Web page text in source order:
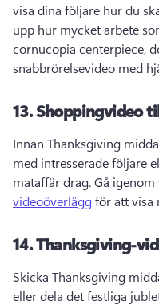
visa dina följare hur du
upp hur mycket arbete
cornucopia centerpiece,
snabbrörelsevideo med
13.Shoppingvideo
Innan Thanksgiving
med intresserade följare
mataffär drag. Gå
videoöverlägg för att visa
14.Thanksgiving-
Skicka Thanksgiving
eller dela det festliga